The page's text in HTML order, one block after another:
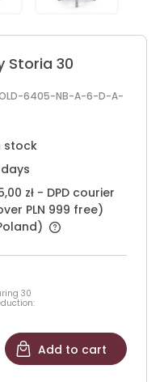
Storia 30
6405-NB-A-6-D-A-
stock
zł - DPD courier
PLN 999 free)
30
Add to cart